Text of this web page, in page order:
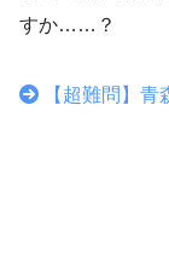
すか……？
【超難問】青